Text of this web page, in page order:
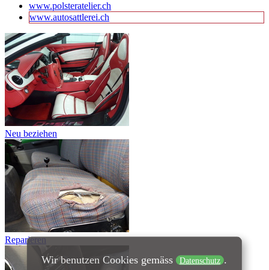
www.polsteratelier.ch
www.autosattlerei.ch
Neu beziehen
Reparieren
Wir benutzen Cookies gemäss Datenschutz .